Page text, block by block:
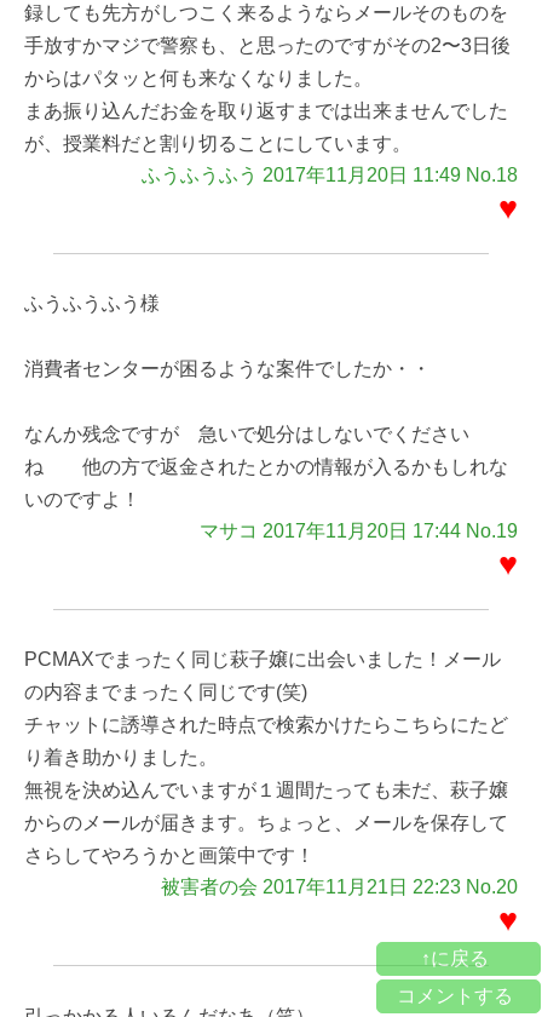
録しても先方がしつこく来るようならメールそのものを
手放すかマジで警察も、と思ったのですがその2〜3日後
からはパタッと何も来なくなりました。
まあ振り込んだお金を取り返すまでは出来ませんでした
が、授業料だと割り切ることにしています。
ふうふうふう 2017年11月20日 11:49 No.18
♥
ふうふうふう様
消費者センターが困るような案件でしたか・・
なんか残念ですが 急いで処分はしないでください
ね 他の方で返金されたとかの情報が入るかもしれな
いのですよ！
マサコ 2017年11月20日 17:44 No.19
♥
PCMAXでまったく同じ萩子嬢に出会いました！メール
の内容までまったく同じです(笑)
チャットに誘導された時点で検索かけたらこちらにたど
り着き助かりました。
無視を決め込んでいますが１週間たっても未だ、萩子嬢
からのメールが届きます。ちょっと、メールを保存して
さらしてやろうかと画策中です！
被害者の会 2017年11月21日 22:23 No.20
♥
↑に戻る
コメントする